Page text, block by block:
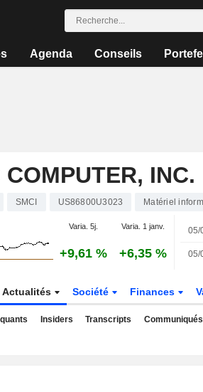
Agenda Conseils
INC.
SMCI US86800U3023 Matériel
Varia. 5j. Varia. 1 janv.
+9,61 % +6,35 %
05/
05/
Actualités Société Finances
Insiders Transcripts Communiqués